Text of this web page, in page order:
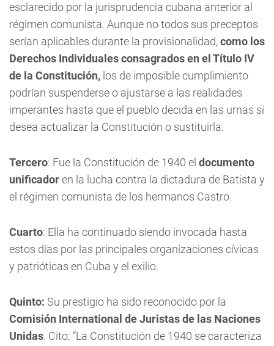
esclarecido por la jurisprudencia cubana anterior al
régimen comunista. Aunque no todos sus preceptos
serían aplicables durante la provisionalidad,como los
Derechos Individuales consagrados en el Título IV
de la Constitución, los de imposible cumplimiento
podrían suspenderse o ajustarse a las realidades
imperantes hasta que el pueblo decida en las urnas si
desea actualizar la Constitución o sustituirla.
Tercero: Fue la Constitución de 1940 el documento
unificadoren la lucha contra la dictadura de Batista y
el régimen comunista de los hermanos Castro.
Cuarto: Ella ha continuado siendo invocada hasta
estos días por las principales organizaciones cívicas
y patrióticas en Cuba y el exilio.
Quinto: Su prestigio ha sido reconocido por la
Comisión International de Juristas de las Naciones
Unidas. Cito: “La Constitución de 1940 se caracteriza